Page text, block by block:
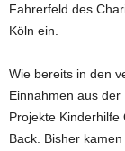
Fahrerfeld des
Köln ein.
Wie bereits in den
Einnahmen aus
Projekte
Back. Bisher